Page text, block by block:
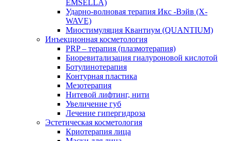
EMSELLA)
Ударно-волновая терапия Икс -Вэйв (X-
WAVE)
Миостимуляция Квантиум (QUANTIUM)
Инъекционная косметология
PRP – терапия (плазмотерапия)
Биоревитализация гиалуроновой кислотой
Ботулинотерапия
Контурная пластика
Мезотерапия
Нитевой лифтинг, нити
Увеличение губ
Лечение гипергидроза
Эстетическая косметология
Криотерапия лица